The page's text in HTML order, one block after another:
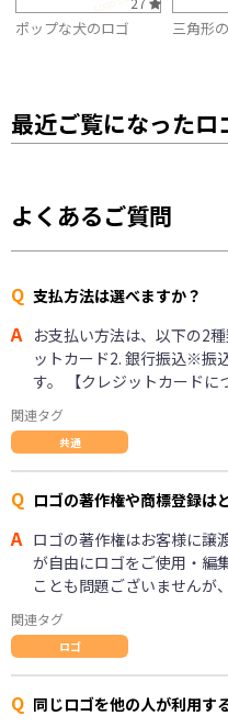
ポップな犬のロゴ 三角形
最近ご覧になったロ
よくあるご質問
Q 支払方法は選べますか？
A お支払い方法は、以下の2
ットカード2. 銀行振込※振
す。 【クレジットカード
関連タグ
共通
Q ロゴの著作権や商標登録は
A ロゴの著作権はお客様に譲
が自由にロゴをご使用・編
ことも問題ございませんが
関連タグ
ロゴ
Q 同じロゴを他の人が利用す